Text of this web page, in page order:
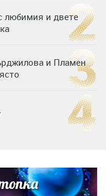
любимия и двете
и Пламен